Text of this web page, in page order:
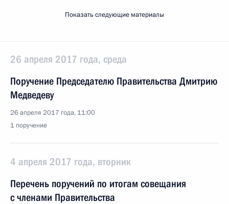
Показать следующие материалы
26 апреля 2017 года, среда
Поручение Председателю Правительства Дмитрию
Медведеву
26 апреля 2017 года, 11:00
1 поручение
4 апреля 2017 года, вторник
Перечень поручений по итогам совещания
с членами Правительства